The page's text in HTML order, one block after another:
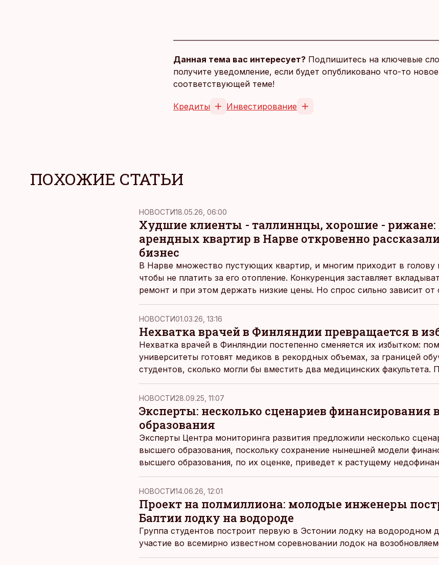
Данная тема вас интересует? Подпишитесь на ключевые
получите уведомление, если будет опубликовано что-то
соответствующей теме!
Кредиты Инвестирование
ПОХОЖИЕ СТАТЬИ
НОВОСТИ18.05.26, 06:00
Худшие клиенты - таллиннцы, хорошие - рижане:
арендных квартир в Нарве откровенно
бизнес
В Нарве множество пустующих квартир, и многим приходит в голову
чтобы не платить за его отопление. Конкуренция заставляет
ремонт и при этом держать низкие цены. Но спрос сильно зависит от
которые внезапно происходят на границе.
НОВОСТИ01.03.26, 13:16
Нехватка врачей в Финляндии превращается в
Нехватка врачей в Финляндии постепенно сменяется их избытком:
университеты готовят медиков в рекордных объемах, за границей
студентов, сколько могли бы вместить два медицинских факультета.
например, 35% лицензированных в стране врачей окончили
НОВОСТИ28.09.25, 11:07
Эксперты: несколько сценариев финансирования
образования
Эксперты Центра мониторинга развития предложили несколько
высшего образования, поскольку сохранение нынешней модели
высшего образования, по их оценке, приведет к растущему
университетов, пишетrus.err.ee.
НОВОСТИ14.06.26, 12:01
Проект на полмиллиона: молодые инженеры
Балтии лодку на водороде
Группа студентов построит первую в Эстонии лодку на водородном
участие во всемирно известном соревновании лодок на